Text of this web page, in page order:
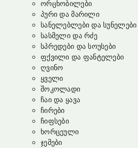
ორცხობილები
პური და მარილი
სანელებლები და სუნელები
სასმელი და რძე
სპრედები და სოუსები
ფქვილი და ფანტელები
ღვინო
ყველი
შოკოლადი
ჩაი და ყავა
ჩირები
ჩიფსები
ხორცეული
ჯემები